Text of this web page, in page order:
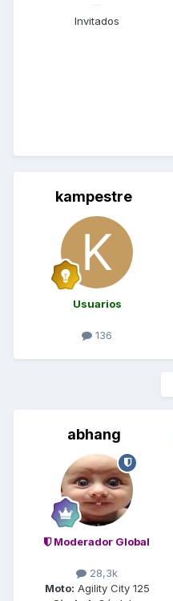
Invitados
kampestre
Usuarios
136
abhang
Moderador Global
28,3k
Moto: Agility City 125